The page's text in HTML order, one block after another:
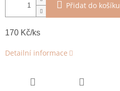
Přidat do košíku
170 Kč/ks
Detailní informace